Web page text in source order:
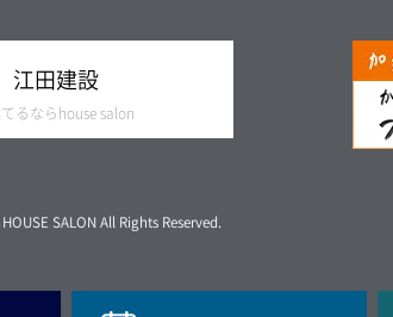
江田建設
るならhouse salon
SALON All Rights Reserved.